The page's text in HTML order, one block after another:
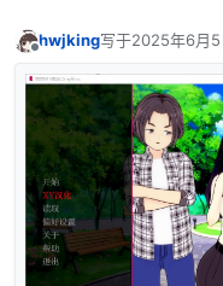
hwjking写于2025年6月
最后由 hwjking